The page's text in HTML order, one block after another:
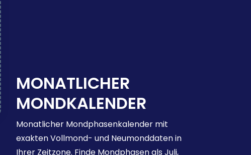
MONATLICHER
MONDKALENDER
Monatlicher Mondphasenkalender mit
exakten Vollmond- und Neumonddaten in
Ihrer Zeitzone. Finde Mondphasen als Juli,